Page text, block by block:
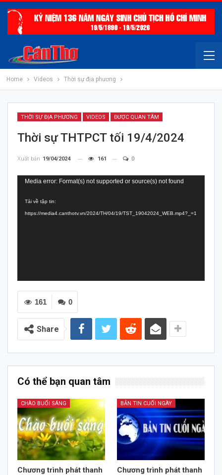
Home Videos Thời sự địa phương
THỜI SỰ ĐỊA PHƯƠNG VIDEOS ĐƯỢC QUAN TÂM
Thời sự THTPCT tối 19/4/2024
Xuất bản 19/04/2024 161 0
Trình
Video
Media error: Format(s) not supported or source(s) not found
Tải về tập tin:
https://media4.canthotv.vn/2024/TH/04/19/TST_19042024_WEB.mp4?_=1
0
161
Share
Có thể bạn quan tâm
CHÀO BUỔI SÁNG
Chương trình phát thanh
BẢN TIN CUỐI NGÀY
Chương trình phát thanh